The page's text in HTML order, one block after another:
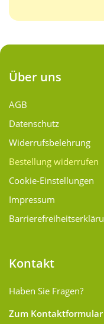
Über uns
AGB
Datenschutz
Widerrufsbelehrung
Bestellung widerrufen
Cookie-Einstellungen
Impressum
Kontakt
Haben Sie Fragen?
Zum Kontaktformular